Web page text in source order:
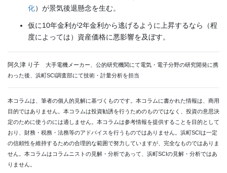
化）が景気後退懸念を生む。
仮に10年金利が2年金利から逃げるように上昇するなら（程
度によっては）資産価格に悪影響を及ぼす。
阿久津 り子 大手電機メーカー、公的研究機関にて電気・電子分野の研究開発に携
わった後、浜町SCI調査部にて技術・計量分析を担当
本コラムは、筆者の個人的見解に基づくものです。本コラムに書かれた情報は、商用
目的ではありません。本コラムは投資勧誘を行うためのものではなく、投資の意思決
定のために使うのには適しません。本コラムは参考情報を提供することを目的として
おり、財務・税務・法務等のアドバイスを行うものではありません。浜町SCIは一定
の信頼性を維持するための合理的な範囲で努力していますが、完全なものではありま
せん。本コラムはコラムニストの見解・分析であって、浜町SCIの見解・分析ではあ
りません。